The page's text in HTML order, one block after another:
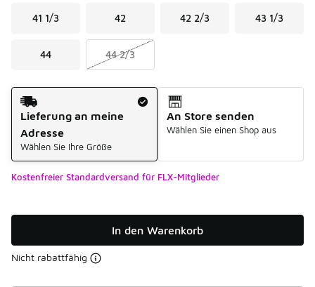
41 1/3 42 42 2/3 43 1/3
44 44 2/3
Versandart
Lieferung an meine
Adresse
Wählen Sie Ihre Größe
An Store senden
Wählen Sie einen Shop aus
Kostenfreier Standardversand für FLX-Mitglieder
In den Warenkorb
Nicht rabattfähig